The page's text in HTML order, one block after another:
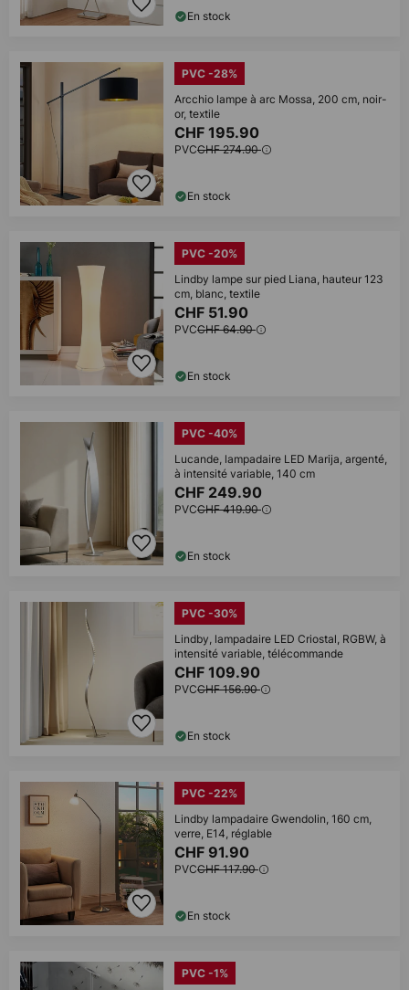
En stock
PVC -28%
Arcchio lampe à arc Mossa, 200 cm, noir-
or, textile
CHF 195.90
PVCCHF 274.90
En stock
PVC -20%
Lindby lampe sur pied Liana, hauteur 123
cm, blanc, textile
CHF 51.90
PVCCHF 64.90
En stock
PVC -40%
Lucande, lampadaire LED Marija, argenté,
à intensité variable, 140 cm
CHF 249.90
PVCCHF 419.90
En stock
PVC -30%
Lindby, lampadaire LED Criostal, RGBW, à
intensité variable, télécommande
CHF 109.90
PVCCHF 156.90
En stock
PVC -22%
Lindby lampadaire Gwendolin, 160 cm,
verre, E14, réglable
CHF 91.90
PVCCHF 117.90
En stock
PVC -1%